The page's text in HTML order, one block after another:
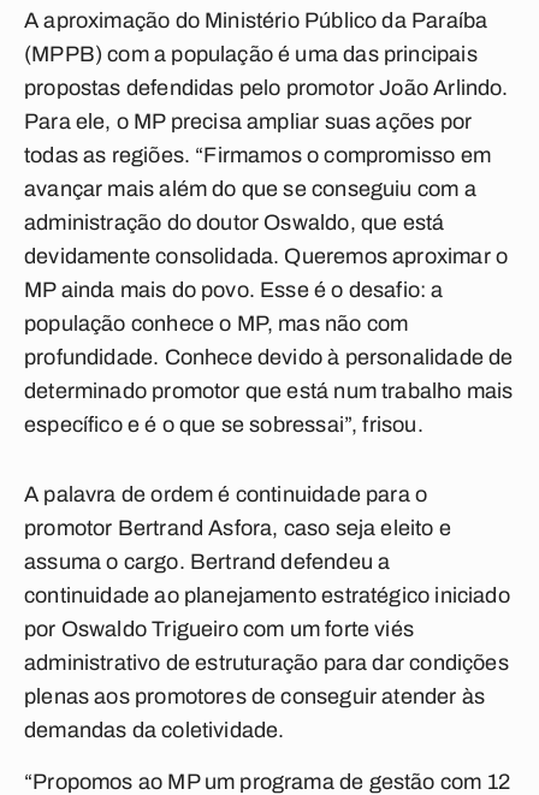
A aproximação do Ministério Público da Paraíba
(MPPB) com a população é uma das principais
propostas defendidas pelo promotor João Arlindo.
Para ele, o MP precisa ampliar suas ações por
todas as regiões. “Firmamos o compromisso em
avançar mais além do que se conseguiu com a
administração do doutor Oswaldo, que está
devidamente consolidada. Queremos aproximar o
MP ainda mais do povo. Esse é o desafio: a
população conhece o MP, mas não com
profundidade. Conhece devido à personalidade de
determinado promotor que está num trabalho mais
específico e é o que se sobressai”, frisou.
A palavra de ordem é continuidade para o
promotor Bertrand Asfora, caso seja eleito e
assuma o cargo. Bertrand defendeu a
continuidade ao planejamento estratégico iniciado
por Oswaldo Trigueiro com um forte viés
administrativo de estruturação para dar condições
plenas aos promotores de conseguir atender às
demandas da coletividade.
“Propomos ao MP um programa de gestão com 12